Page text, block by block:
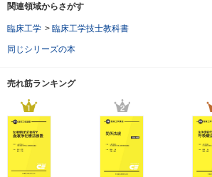
関連領域からさがす
臨床工学 > 臨床工学技士教科書
同じシリーズの本
売れ筋ランキング